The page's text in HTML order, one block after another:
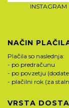
INSTAGRAM
NAČIN
Plačila so naslednja:
- po predračunu
- po povzetju
- plačilni rok (za
VRSTA